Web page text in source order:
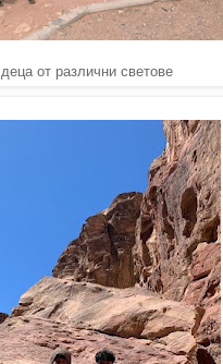
деца от различни светове